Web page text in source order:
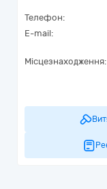
Телефон:
E-mail:
Місцезнаходження: